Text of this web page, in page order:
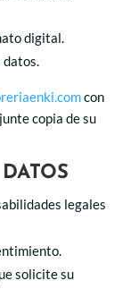
digital.
datos.
con
copia de su
legales
solicite su